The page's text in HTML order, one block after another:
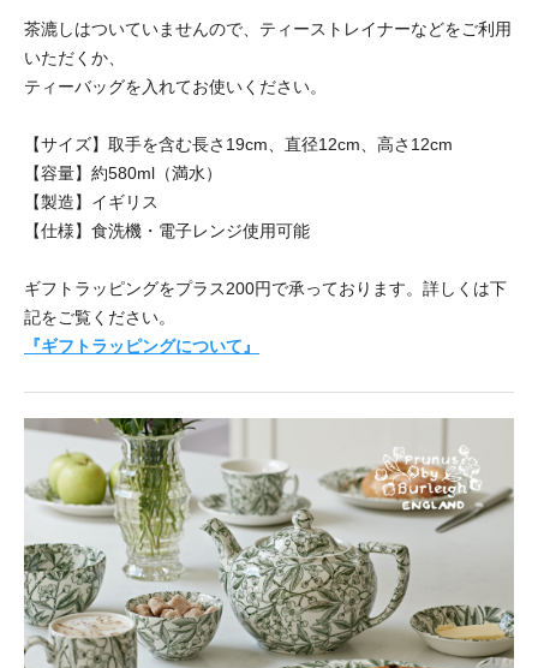
茶漉しはついていませんので、ティーストレイナーなどをご利用
いただくか、
ティーバッグを入れてお使いください。
【サイズ】取手を含む長さ19cm、直径12cm、高さ12cm
【容量】約580ml（満水）
【製造】イギリス
【仕様】食洗機・電子レンジ使用可能
ギフトラッピングをプラス200円で承っております。詳しくは下
記をご覧ください。
『ギフトラッピングについて』